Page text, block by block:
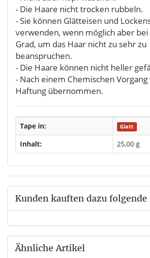
- Die Haare nicht trocken rubbeln.
- Sie können Glätteisen und
verwenden, wenn möglich aber
Grad, um das Haar nicht zu sehr zu
beanspruchen.
- Die Haare können nicht heller
- Nach einem Chemischen
Haftung übernommen.
Tape in: Glatt
Inhalt: 25,00 g
Kunden kauften dazu folgende
Ähnliche Artikel